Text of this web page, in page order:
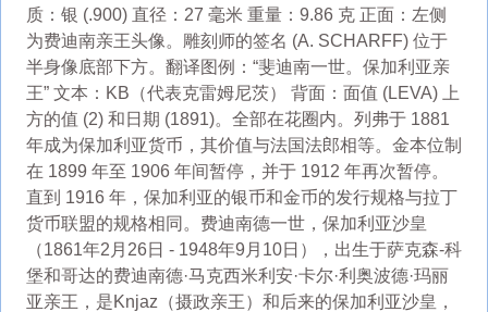
质：银 (.900) 直径：27 毫米 重量：9.86 克 正面：左侧
为费迪南亲王头像。雕刻师的签名 (A. SCHARFF) 位于
半身像底部下方。翻译图例：“斐迪南一世。保加利亚亲
王” 文本：KB（代表克雷姆尼茨） 背面：面值 (LEVA) 上
方的值 (2) 和日期 (1891)。全部在花圈内。列弗于 1881
年成为保加利亚货币，其价值与法国法郎相等。金本位制
在 1899 年至 1906 年间暂停，并于 1912 年再次暂停。
直到 1916 年，保加利亚的银币和金币的发行规格与拉丁
货币联盟的规格相同。费迪南德一世，保加利亚沙皇
（1861年2月26日 - 1948年9月10日），出生于萨克森-科
堡和哥达的费迪南德·马克西米利安·卡尔·利奥波德·玛丽
亚亲王，是Knjaz（摄政亲王）和后来的保加利亚沙皇，